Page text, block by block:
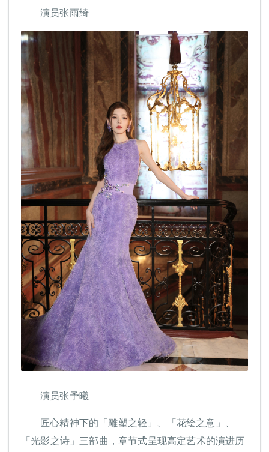
演员张雨绮
演员张予曦
匠心精神下的「雕塑之轻」、「花绘之意」、
「光影之诗」三部曲，章节式呈现高定艺术的演进历